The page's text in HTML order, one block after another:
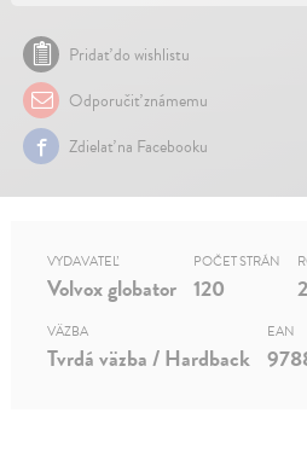
Pridať do wishlistu
Odporučiť známemu
Zdielať na Facebooku
VYDAVATEĽ
Volvox globator
POČET STRÁN
120
VÄZBA
Tvrdá väzba / Hardback
EAN